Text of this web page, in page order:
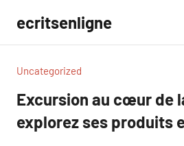
contenu
ecritsenligne
Uncategorized
Excursion au cœur de
explorez ses produits